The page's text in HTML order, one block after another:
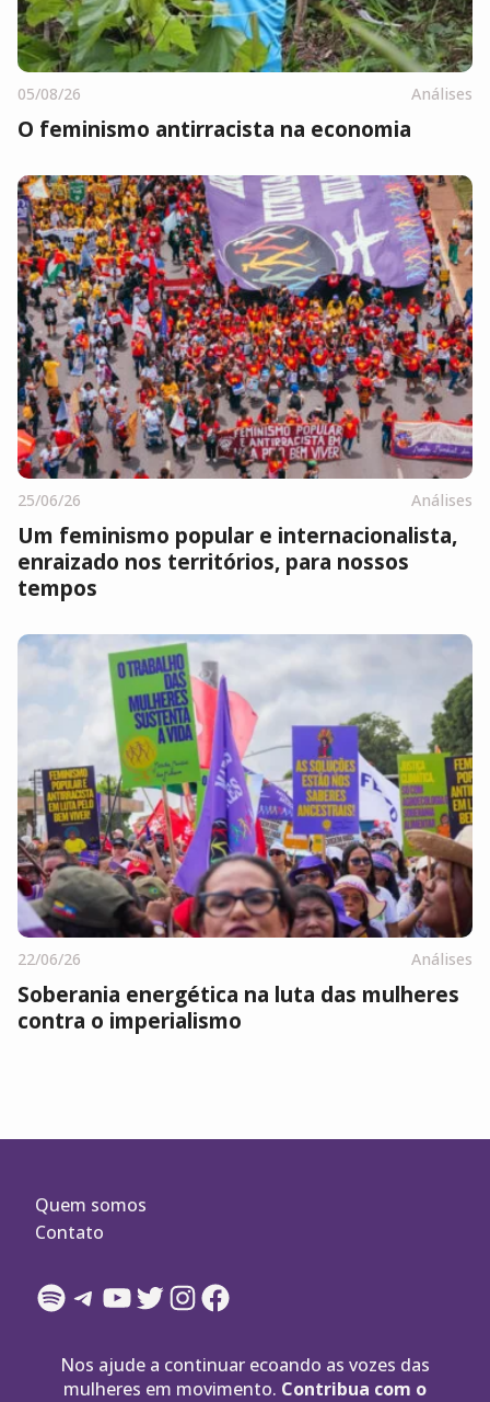
05/08/26 Análises
O feminismo antirracista na economia
25/06/26 Análises
Um feminismo popular e internacionalista,
enraizado nos territórios, para nossos
tempos
22/06/26 Análises
Soberania energética na luta das mulheres
contra o imperialismo
Quem somos
Contato
Spotify
Telegram
YouTube
Twitter
Instagram
Facebook
Nos ajude a continuar ecoando as vozes das
mulheres em movimento. Contribua com o